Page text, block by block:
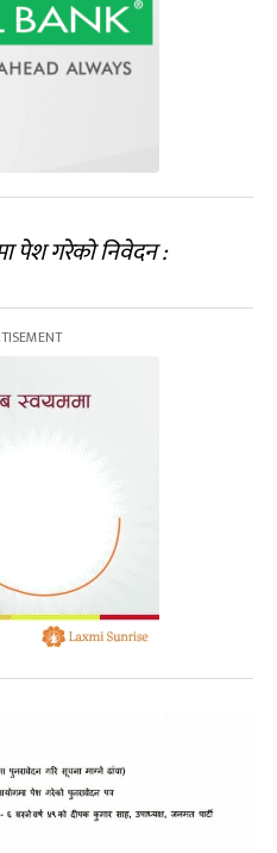
पेश गरेको निवेदन :